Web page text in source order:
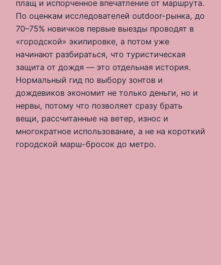
плащ и испорченное впечатление от маршрута.
По оценкам исследователей outdoor-рынка, до
70–75% новичков первые выезды проводят в
«городской» экипировке, а потом уже
начинают разбираться, что туристическая
защита от дождя — это отдельная история.
Нормальный гид по выбору зонтов и
дождевиков экономит не только деньги, но и
нервы, потому что позволяет сразу брать
вещи, рассчитанные на ветер, износ и
многократное использование, а не на короткий
городской марш-бросок до метро.